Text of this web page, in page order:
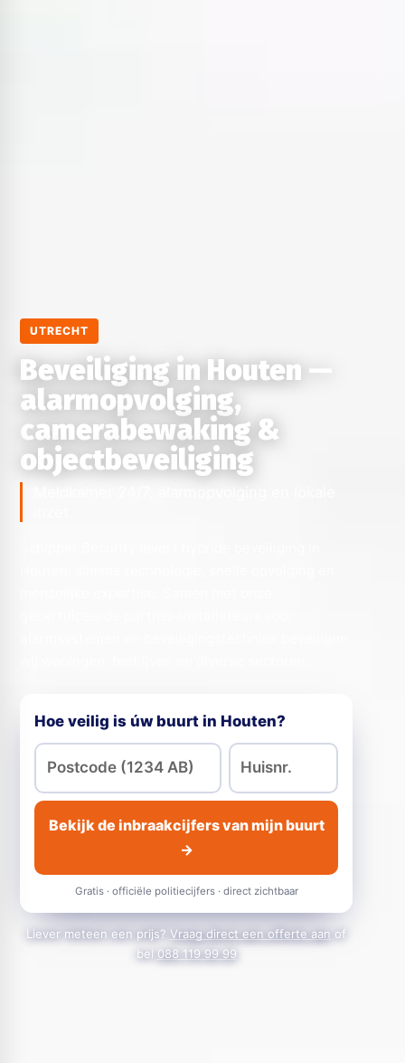
UTRECHT
Beveiliging in Houten —
alarmopvolging,
camerabewaking &
objectbeveiliging
Hoe veilig is úw buurt in Houten?
Bekijk de inbraakcijfers van mijn buurt
→
Gratis · officiële politiecijfers · direct zichtbaar
Liever meteen een prijs? Vraag direct een offerte aan of
bel 088 119 99 99